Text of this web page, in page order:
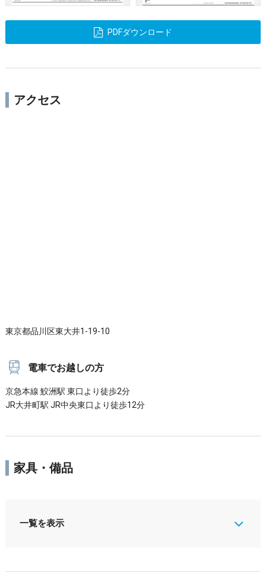
PDFダウンロード
アクセス
東京都品川区東大井1-19-10
電車でお越しの方
京急本線 鮫洲駅 東口より徒歩2分
JR大井町駅 JR中央東口より徒歩12分
家具・備品
一覧を表示